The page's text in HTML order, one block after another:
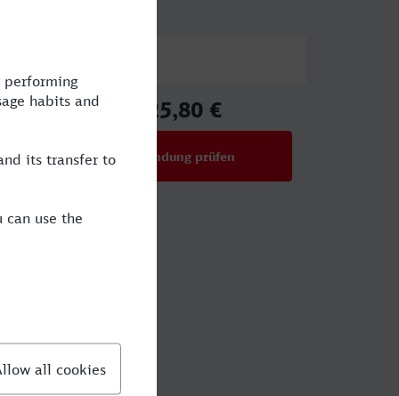
25,80 €
Verbindung prüfen